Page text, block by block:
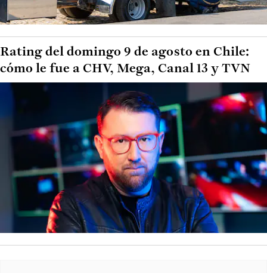
Rating del domingo 9 de agosto en Chile:
cómo le fue a CHV, Mega, Canal 13 y TVN